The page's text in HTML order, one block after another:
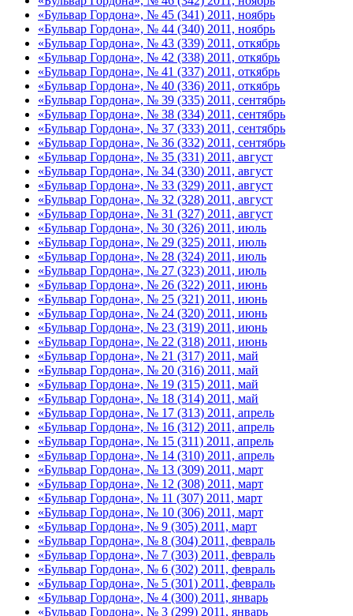
«Бульвар Гордона», № 45 (341) 2011, ноябрь
«Бульвар Гордона», № 44 (340) 2011, ноябрь
«Бульвар Гордона», № 43 (339) 2011, откябрь
«Бульвар Гордона», № 42 (338) 2011, откябрь
«Бульвар Гордона», № 41 (337) 2011, откябрь
«Бульвар Гордона», № 40 (336) 2011, откябрь
«Бульвар Гордона», № 39 (335) 2011, сентябрь
«Бульвар Гордона», № 38 (334) 2011, сентябрь
«Бульвар Гордона», № 37 (333) 2011, сентябрь
«Бульвар Гордона», № 36 (332) 2011, сентябрь
«Бульвар Гордона», № 35 (331) 2011, август
«Бульвар Гордона», № 34 (330) 2011, август
«Бульвар Гордона», № 33 (329) 2011, август
«Бульвар Гордона», № 32 (328) 2011, август
«Бульвар Гордона», № 31 (327) 2011, август
«Бульвар Гордона», № 30 (326) 2011, июль
«Бульвар Гордона», № 29 (325) 2011, июль
«Бульвар Гордона», № 28 (324) 2011, июль
«Бульвар Гордона», № 27 (323) 2011, июль
«Бульвар Гордона», № 26 (322) 2011, июнь
«Бульвар Гордона», № 25 (321) 2011, июнь
«Бульвар Гордона», № 24 (320) 2011, июнь
«Бульвар Гордона», № 23 (319) 2011, июнь
«Бульвар Гордона», № 22 (318) 2011, июнь
«Бульвар Гордона», № 21 (317) 2011, май
«Бульвар Гордона», № 20 (316) 2011, май
«Бульвар Гордона», № 19 (315) 2011, май
«Бульвар Гордона», № 18 (314) 2011, май
«Бульвар Гордона», № 17 (313) 2011, апрель
«Бульвар Гордона», № 16 (312) 2011, апрель
«Бульвар Гордона», № 15 (311) 2011, апрель
«Бульвар Гордона», № 14 (310) 2011, апрель
«Бульвар Гордона», № 13 (309) 2011, март
«Бульвар Гордона», № 12 (308) 2011, март
«Бульвар Гордона», № 11 (307) 2011, март
«Бульвар Гордона», № 10 (306) 2011, март
«Бульвар Гордона», № 9 (305) 2011, март
«Бульвар Гордона», № 8 (304) 2011, февраль
«Бульвар Гордона», № 7 (303) 2011, февраль
«Бульвар Гордона», № 6 (302) 2011, февраль
«Бульвар Гордона», № 5 (301) 2011, февраль
«Бульвар Гордона», № 4 (300) 2011, январь
«Бульвар Гордона», № 3 (299) 2011, январь